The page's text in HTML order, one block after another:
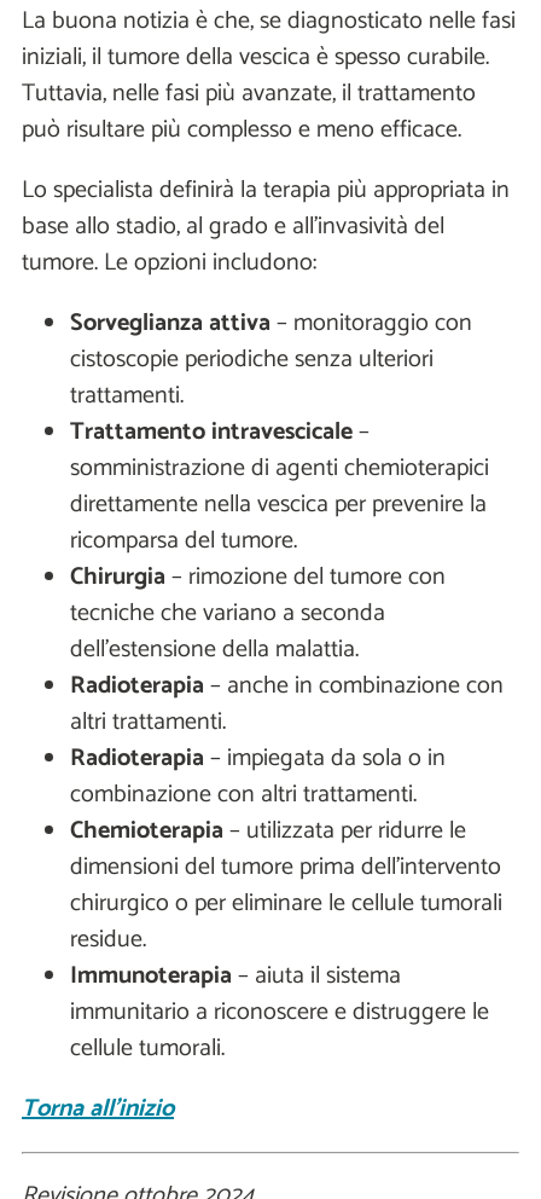
La buona notizia è che, se diagnosticato nelle fasi
iniziali, il tumore della vescica è spesso curabile.
Tuttavia, nelle fasi più avanzate, il trattamento
può risultare più complesso e meno efficace.
Lo specialista definirà la terapia più appropriata in
base allo stadio, al grado e all’invasività del
tumore. Le opzioni includono:
Sorveglianza attiva– monitoraggio con
cistoscopie periodiche senza ulteriori
trattamenti.
Trattamento intravescicale–
somministrazione di agenti chemioterapici
direttamente nella vescica per prevenire la
ricomparsa del tumore.
Chirurgia– rimozione del tumore con
tecniche che variano a seconda
dell’estensione della malattia.
Radioterapia– anche in combinazione con
altri trattamenti.
Radioterapia– impiegata da sola o in
combinazione con altri trattamenti.
Chemioterapia– utilizzata per ridurre le
dimensioni del tumore prima dell’intervento
chirurgico o per eliminare le cellule tumorali
residue.
Immunoterapia– aiuta il sistema
immunitario a riconoscere e distruggere le
cellule tumorali.
Torna all'inizio